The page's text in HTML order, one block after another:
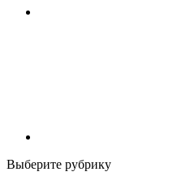
Выберите рубрику